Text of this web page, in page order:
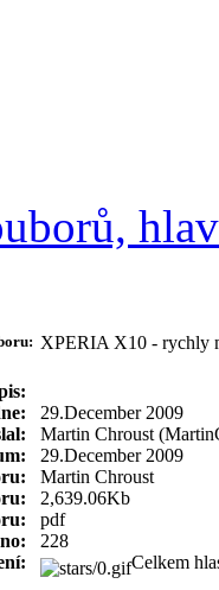
XPERIA X10 -
29.December 2009
Martin Chroust
29.December 2009
Martin Chroust
2,639.06Kb
pdf
228
Celkem